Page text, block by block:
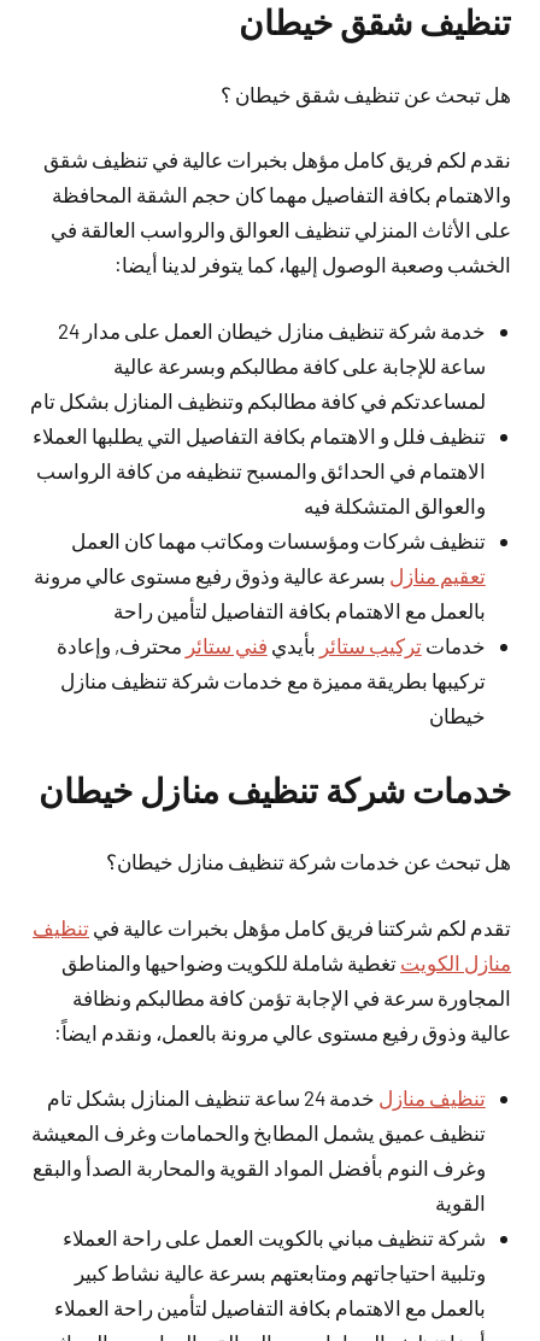
تنظيف شقق خيطان
هل تبحث عن تنظيف شقق خيطان ؟
نقدم لكم فريق كامل مؤهل بخبرات عالية في تنظيف شقق
والاهتمام بكافة التفاصيل مهما كان حجم الشقة المحافظة
على الأثاث المنزلي تنظيف العوالق والرواسب العالقة في
الخشب وصعبة الوصول إليها، كما يتوفر لدينا أيضا:
خدمة شركة تنظيف منازل خيطان العمل على مدار 24
ساعة للإجابة على كافة مطالبكم وبسرعة عالية
لمساعدتكم في كافة مطالبكم وتنظيف المنازل بشكل تام
تنظيف فلل و الاهتمام بكافة التفاصيل التي يطلبها العملاء
الاهتمام في الحدائق والمسبح تنظيفه من كافة الرواسب
والعوالق المتشكلة فيه
تنظيف شركات ومؤسسات ومكاتب مهما كان العمل
تعقيم منازل بسرعة عالية وذوق رفيع مستوى عالي مرونة
بالعمل مع الاهتمام بكافة التفاصيل لتأمين راحة
خدماتتركيب ستائر بأيدي فني ستائر محترف, وإعادة
تركيبها بطريقة مميزة مع خدمات شركة تنظيف منازل
خيطان
خدمات شركة تنظيف منازل خيطان
هل تبحث عن خدمات شركة تنظيف منازل خيطان؟
تقدم لكم شركتنا فريق كامل مؤهل بخبرات عالية في تنظيف
منازل الكويت تغطية شاملة للكويت وضواحيها والمناطق
المجاورة سرعة في الإجابة تؤمن كافة مطالبكم ونظافة
عالية وذوق رفيع مستوى عالي مرونة بالعمل، ونقدم ايضاً:
تنظيف منازل
خدمة 24 ساعة تنظيف المنازل بشكل تام
تنظيف عميق يشمل المطابخ والحمامات وغرف المعيشة
وغرف النوم بأفضل المواد القوية والمحاربة الصدأ والبقع
القوية
شركة تنظيف مباني بالكويت العمل على راحة العملاء
وتلبية احتياجاتهم ومتابعتهم بسرعة عالية نشاط كبير
بالعمل مع الاهتمام بكافة التفاصيل لتأمين راحة العملاء